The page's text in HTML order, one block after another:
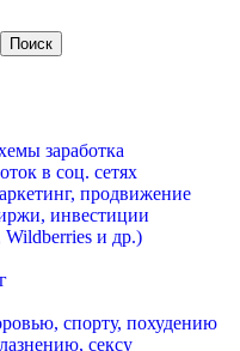
Поиск
заработка
в соц. сетях
продвижение
инвестиции
и др.)
спорту, похудению
сексу